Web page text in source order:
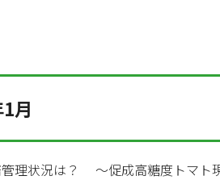
月
理状況は？ ～促成高糖度トマト